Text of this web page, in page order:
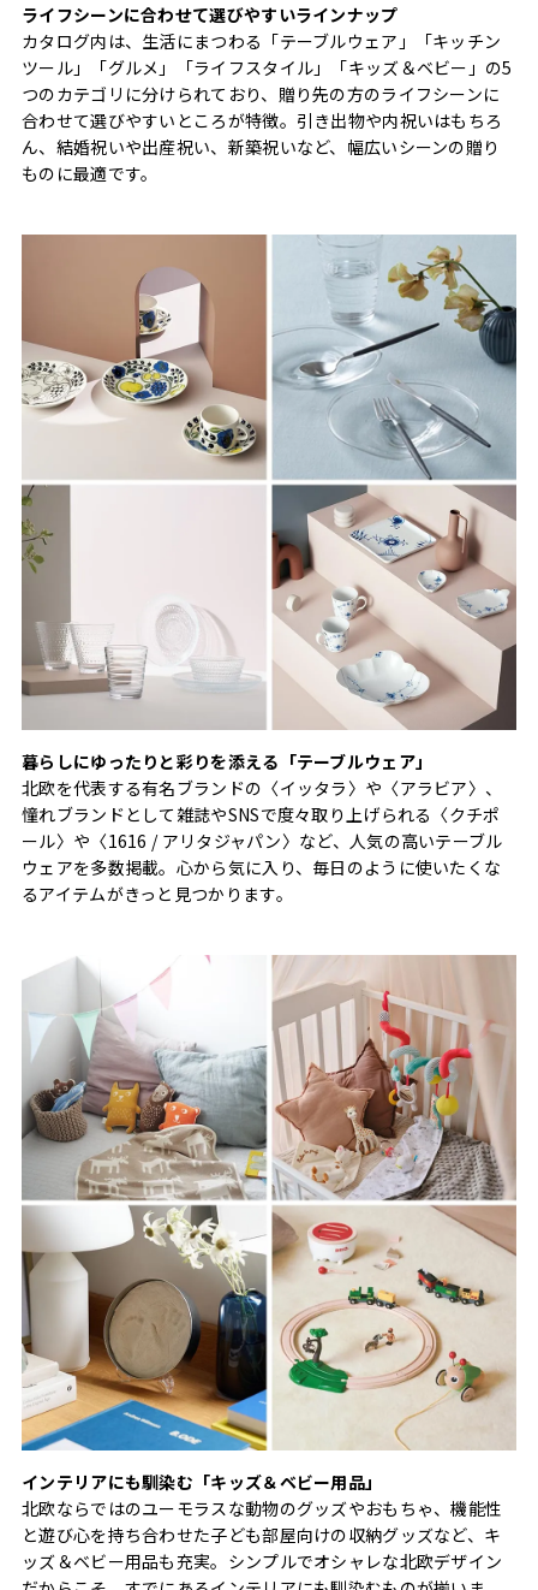
ライフシーンに合わせて選びやすいラインナップ
カタログ内は、生活にまつわる「テーブルウェア」「キッチン
ツール」「グルメ」「ライフスタイル」「キッズ＆ベビー」の5
つのカテゴリに分けられており、贈り先の方のライフシーンに
合わせて選びやすいところが特徴。引き出物や内祝いはもちろ
ん、結婚祝いや出産祝い、新築祝いなど、幅広いシーンの贈り
ものに最適です。
暮らしにゆったりと彩りを添える「テーブルウェア」
北欧を代表する有名ブランドの〈イッタラ〉や〈アラビア〉、
憧れブランドとして雑誌やSNSで度々取り上げられる〈クチポ
ール〉や〈1616 / アリタジャパン〉など、人気の高いテーブル
ウェアを多数掲載。心から気に入り、毎日のように使いたくな
るアイテムがきっと見つかります。
インテリアにも馴染む「キッズ＆ベビー用品」
北欧ならではのユーモラスな動物のグッズやおもちゃ、機能性
と遊び心を持ち合わせた子ども部屋向けの収納グッズなど、キ
ッズ＆ベビー用品も充実。シンプルでオシャレな北欧デザイン